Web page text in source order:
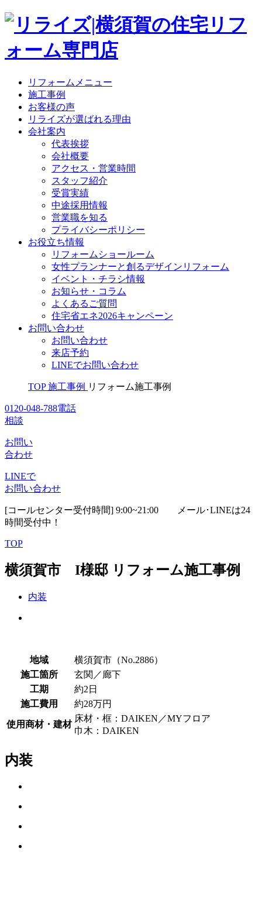
リフォームメニュー
施工事例
お客様の声
リライズが選ばれる理由
会社案内
代表挨拶
会社概要
アクセス・営業時間
スタッフ紹介
受賞実績
中途採用情報
営業職を知る
プライバシーポリシー
お役立ち情報
リフォームショールーム
女性プランナーと創るデザインリフォーム
イベント・チラシ情報
お知らせ・コラム
よくあるご質問
住宅省エネ2026キャンペーン
お問い合わせ
お問い合わせ
来店予約
LINEでお問い合わせ
TOP 施工事例 リフォーム施工事例
0120-048-788電話
相談
お問い
合わせ
LINEで
お問い合わせ
[コールセンター受付時間] 9:00~21:00 メール･LINEは24
時間受付中！
TOP
横須賀市 I様邸 リフォーム施工事例
内装
地域
横須賀市（No.2886）
施工箇所
玄関／廊下
工期
約2日
施工費用
約28万円
使用商材・建材
床材・框：DAIKEN／MYフロア
巾木：DAIKEN
内装